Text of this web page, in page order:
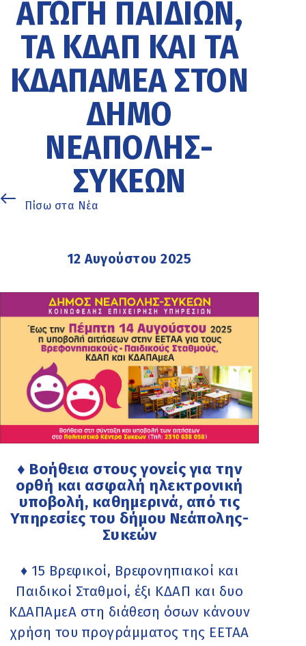
ΑΓΩΓΉ ΠΑΙΔΙΏΝ,
ΤΑ ΚΔΑΠ ΚΑΙ ΤΑ
ΚΔΑΠΑΜΕΑ ΣΤΟΝ
ΔΉΜΟ
ΝΕΆΠΟΛΗΣ-
ΣΥΚΕΏΝ
Πίσω στα Νέα
12 Αυγούστου 2025
♦ Βοήθεια στους γονείς για την
ορθή και ασφαλή ηλεκτρονική
υποβολή, καθημερινά, από τις
Υπηρεσίες του δήμου Νεάπολης-
Συκεών
♦ 15 Βρεφικοί, Βρεφονηπιακοί και
Παιδικοί Σταθμοί, έξι ΚΔΑΠ και δυο
ΚΔΑΠΑμεΑ στη διάθεση όσων κάνουν
χρήση του προγράμματος της ΕΕΤΑΑ